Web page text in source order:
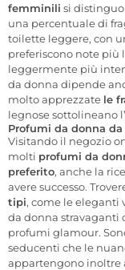
femminili si
una percentuale di
toilette leggere, con
preferiscono note più
leggermente più
da donna dipende
molto apprezzate le
legnose sottolineano
Profumi da donna
Visitando il negozio
molti profumi da
preferito, anche la
avere successo.
tipi, come le eleganti
da donna stravaganti
profumi glamour.
seducenti che le
appartengono inoltre